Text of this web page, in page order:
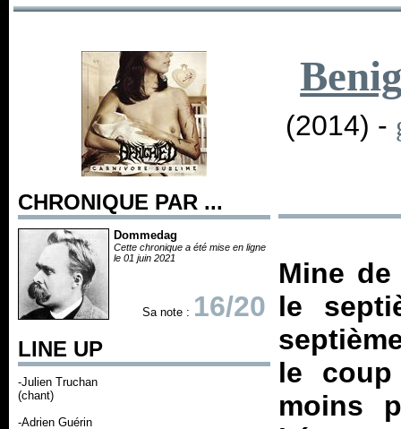
CHRONIQUE PAR ...
Dommedag
Cette chronique a été mise en ligne
le 01 juin 2021
Sa note : 16/20
LINE UP
-Julien Truchan
(chant)
-Adrien Guérin
(2014) -
Mine
le
le
moins